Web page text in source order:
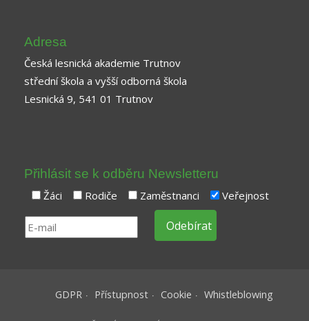
Adresa
Česká lesnická akademie Trutnov
střední škola a vyšší odborná škola
Lesnická 9, 541 01 Trutnov
Přihlásit se k odběru Newsletteru
Žáci Rodiče Zaměstnanci Veřejnost
GDPR Přístupnost Cookie Whistleblowing